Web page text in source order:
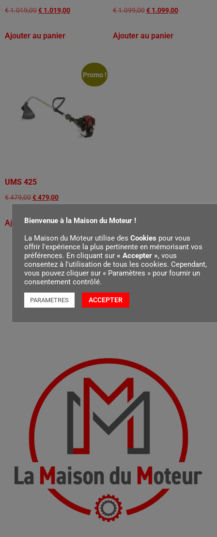
€1.019,00€ 1.019,00
Ajouter au panier
€1.099,00 €1.099,00
Ajouter au panier
Promo !
UMS 425
€479,00€479,00
Ajouter au panier
Bienvenue à la Maison du Moteur !
La Maison du Moteur utilise des Cookies pour vous
offrir l'expérience la plus pertinente en mémorisant vos
préférences. En cliquant sur « Accepter », vous
consentez à l'utilisation de tous les cookies. Cependant,
vous pouvez cliquer sur « Paramètres » pour fournir un
consentement contrôlé.
PARAMETRES ACCEPTER